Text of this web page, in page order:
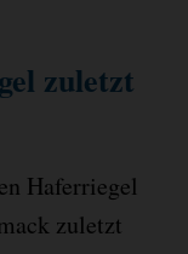
zuletzt
Haferriegel
zuletzt